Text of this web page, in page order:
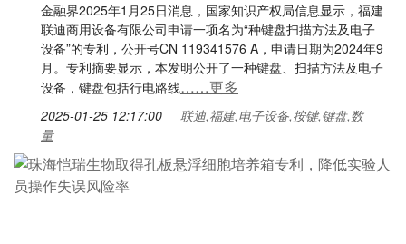
金融界2025年1月25日消息，国家知识产权局信息显示，福建
联迪商用设备有限公司申请一项名为“种键盘扫描方法及电子
设备”的专利，公开号CN 119341576 A，申请日期为2024年9
月。专利摘要显示，本发明公开了一种键盘、扫描方法及电子
设备，键盘包括行电路线……更多
2025-01-25 12:17:00
联迪,福建,电子设备,按键,键盘,数
量